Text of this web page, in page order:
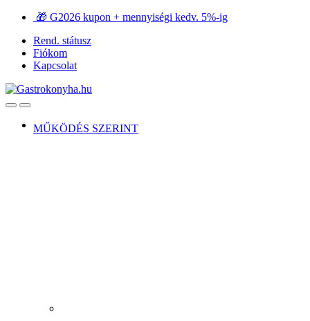
Ugrás
navigációhoz
Ugrás
tartalomra
🎁 G2026 kupon + mennyiségi kedv. 5%-ig
Rend. státusz
Fiókom
Kapcsolat
OpenClose
MŰKÖDÉS SZERINT